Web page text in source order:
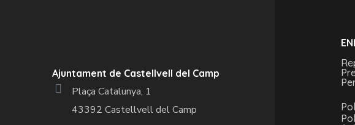
Ajuntament de Castellvell del Camp
Plaça Catalunya, 1
43392 Castellvell del Camp